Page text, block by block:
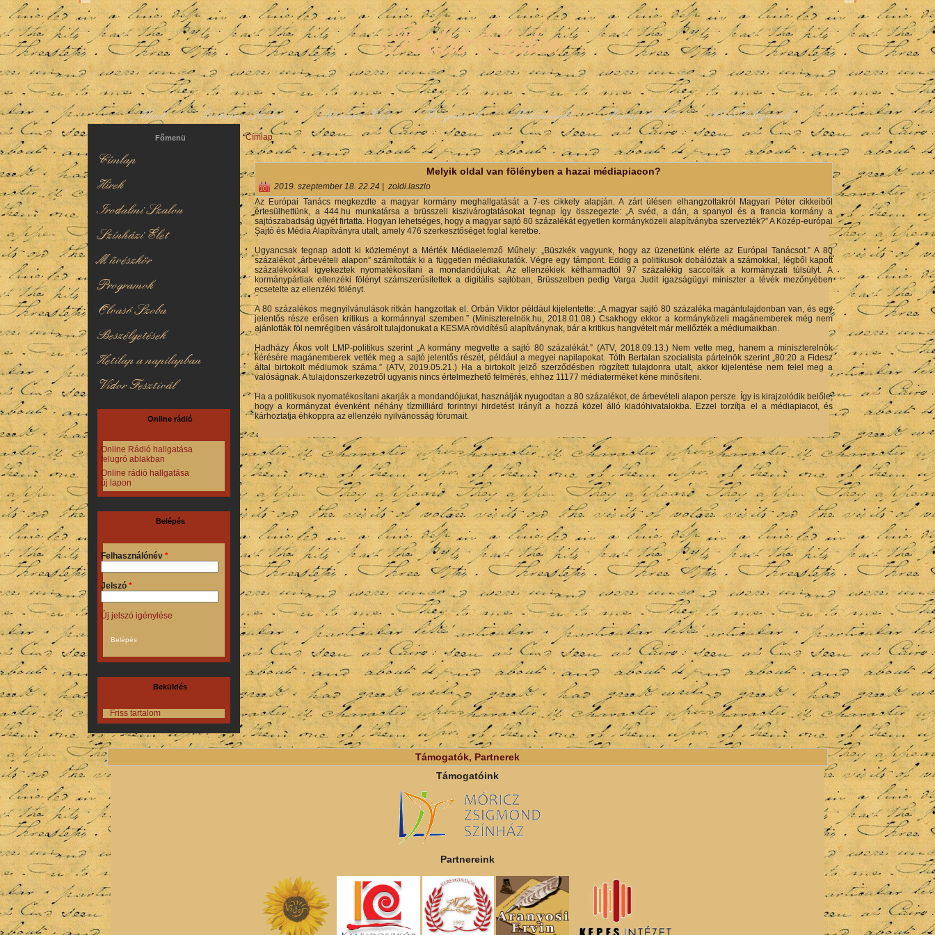
KulturSzalon
Hírek Irodalmi Szalon Színházi Élet Programok Médianapló Perme Ajánló Club Hollywood
Főmenü
Címlap
Hírek
Irodalmi Szalon
Színházi Élet
Művészkör
Programok
Olvasó Szoba
Beszélgetések
Hetilap a napilapban
Vidor Fesztivál
Online rádió
Online Rádió hallgatása
felugró ablakban
Online rádió hallgatása
új lapon
Belépés
Felhasználónév *
Jelszó *
Új jelszó igénylése
Beküldés
Friss tartalom
Jelenlegi hely
Címlap
Melyik oldal van fölényben a hazai médiapiacon?
2019. szeptember 18. 22.24
zoldi.laszlo
Az Európai Tanács megkezdte a magyar kormány meghallgatását a 7-es cikkely alapján. A zárt ülésen elhangzottakról Magyari Péter cikkeiből
értesülhettünk, a 444.hu munkatársa a brüsszeli kiszivárogtatásokat tegnap így összegezte: „A svéd, a dán, a spanyol és a francia kormány a
sajtószabadság ügyét firtatta. Hogyan lehetséges, hogy a magyar sajtó 80 százalékát egyetlen kormányközeli alapítványba szervezték?” A Közép-európai
Sajtó és Média Alapítványra utalt, amely 476 szerkesztőséget foglal keretbe.
Ugyancsak tegnap adott ki közleményt a Mérték Médiaelemző Műhely: „Büszkék vagyunk, hogy az üzenetünk elérte az Európai Tanácsot.” A 80
százalékot „árbevételi alapon” számították ki a független médiakutatók. Végre egy támpont. Eddig a politikusok dobálóztak a számokkal, légből kapott
százalékokkal igyekeztek nyomatékosítani a mondandójukat. Az ellenzékiek kétharmadtól 97 százalékig saccolták a kormányzati túlsúlyt. A
kormánypártiak ellenzéki fölényt számszerűsítettek a digitális sajtóban, Brüsszelben pedig Varga Judit igazságügyi miniszter a tévék mezőnyében
ecsetelte az ellenzéki fölényt.
A 80 százalékos megnyilvánulások ritkán hangzottak el. Orbán Viktor például kijelentette: „A magyar sajtó 80 százaléka magántulajdonban van, és egy
jelentős része erősen kritikus a kormánnyal szemben.” (Miniszterelnök.hu, 2018.01.08.) Csakhogy ekkor a kormányközeli magánemberek még nem
ajánlották föl nemrégiben vásárolt tulajdonukat a KESMA rövidítésű alapítványnak, bár a kritikus hangvételt már mellőzték a médiumaikban.
Hadházy Ákos volt LMP-politikus szerint „A kormány megvette a sajtó 80 százalékát.” (ATV, 2018.09.13.) Nem vette meg, hanem a miniszterelnök
kérésére magánemberek vették meg a sajtó jelentős részét, például a megyei napilapokat. Tóth Bertalan szocialista pártelnök szerint „80:20 a Fidesz
által birtokolt médiumok száma.” (ATV, 2019.05.21.) Ha a birtokolt jelző szerződésben rögzített tulajdonra utalt, akkor kijelentése nem felel meg a
valóságnak. A tulajdonszerkezetről ugyanis nincs értelmezhető felmérés, ehhez 11177 médiaterméket kéne minősíteni.
Ha a politikusok nyomatékosítani akarják a mondandójukat, használják nyugodtan a 80 százalékot, de árbevételi alapon persze. Így is kirajzolódik belőle,
hogy a kormányzat évenként néhány tízmilliárd forintnyi hirdetést irányít a hozzá közel álló kiadóhivatalokba. Ezzel torzítja el a médiapiacot, és
kárhoztatja éhkoppra az ellenzéki nyilvánosság fórumait.
Támogatók, Partnerek
Támogatóink
Partnereink